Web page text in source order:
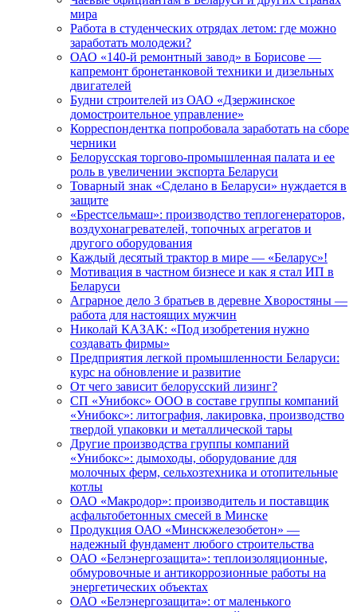
мира
Работа в студенческих отрядах летом: где можно
заработать молодежи?
ОАО «140-й ремонтный завод» в Борисове —
капремонт бронетанковой техники и дизельных
двигателей
Будни строителей из ОАО «Дзержинское
домостроительное управление»
Корреспондентка попробовала заработать на сборе
черники
Белорусская торгово-промышленная палата и ее
роль в увеличении экспорта Беларуси
Товарный знак «Сделано в Беларуси» нуждается в
защите
«Брестсельмаш»: производство теплогенераторов,
воздухонагревателей, топочных агрегатов и
другого оборудования
Каждый десятый трактор в мире — «Беларус»!
Мотивация в частном бизнесе и как я стал ИП в
Беларуси
Аграрное дело 3 братьев в деревне Хворостяны —
работа для настоящих мужчин
Николай КАЗАК: «Под изобретения нужно
создавать фирмы»
Предприятия легкой промышленности Беларуси:
курс на обновление и развитие
От чего зависит белорусский лизинг?
СП «Унибокс» ООО в составе группы компаний
«Унибокс»: литография, лакировка, производство
твердой упаковки и металлической тары
Другие производства группы компаний
«Унибокс»: дымоходы, оборудование для
молочных ферм, сельхозтехника и отопительные
котлы
ОАО «Макродор»: производитель и поставщик
асфальтобетонных смесей в Минске
Продукция ОАО «Минскжелезобетон» —
надежный фундамент любого строительства
ОАО «Белэнергозащита»: теплоизоляционные,
обмуровочные и антикоррозионные работы на
энергетических объектах
ОАО «Белэнергозащита»: от маленького